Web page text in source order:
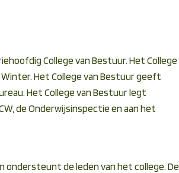
College van Bestuur. Het College
Het College van Bestuur geeft
Het College van Bestuur legt
de Onderwijsinspectie en aan het
ondersteunt de leden van het college. De